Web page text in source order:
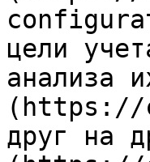
цели
анализа
(https://
друг на